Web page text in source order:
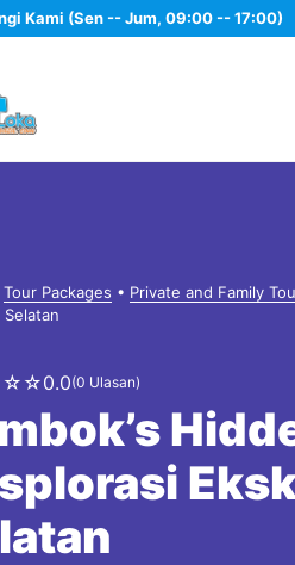
Kami (Sen -- Jum, 09:00 -- 17:00)
Tour Packages • Private and Family
Selatan
☆ ☆0.0(0 Ulasan)